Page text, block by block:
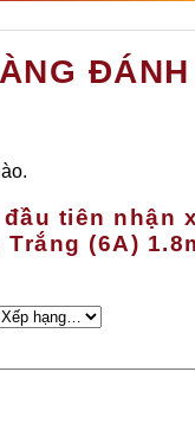
tiên nhận
(6A)